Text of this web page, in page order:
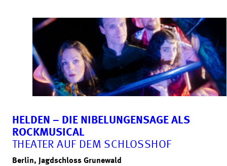
HELDEN – DIE NIBELUNGENSAGE ALS
ROCKMUSICAL
THEATER AUF DEM SCHLOSSHOF
Berlin, Jagdschloss Grunewald